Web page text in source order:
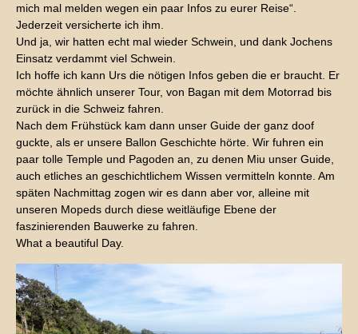
mich mal melden wegen ein paar Infos zu eurer Reise“.
Jederzeit versicherte ich ihm.
Und ja, wir hatten echt mal wieder Schwein, und dank Jochens
Einsatz verdammt viel Schwein.
Ich hoffe ich kann Urs die nötigen Infos geben die er braucht. Er
möchte ähnlich unserer Tour, von Bagan mit dem Motorrad bis
zurück in die Schweiz fahren.
Nach dem Frühstück kam dann unser Guide der ganz doof
guckte, als er unsere Ballon Geschichte hörte. Wir fuhren ein
paar tolle Temple und Pagoden an, zu denen Miu unser Guide,
auch etliches an geschichtlichem Wissen vermitteln konnte. Am
späten Nachmittag zogen wir es dann aber vor, alleine mit
unseren Mopeds durch diese weitläufige Ebene der
faszinierenden Bauwerke zu fahren.
What a beautiful Day.